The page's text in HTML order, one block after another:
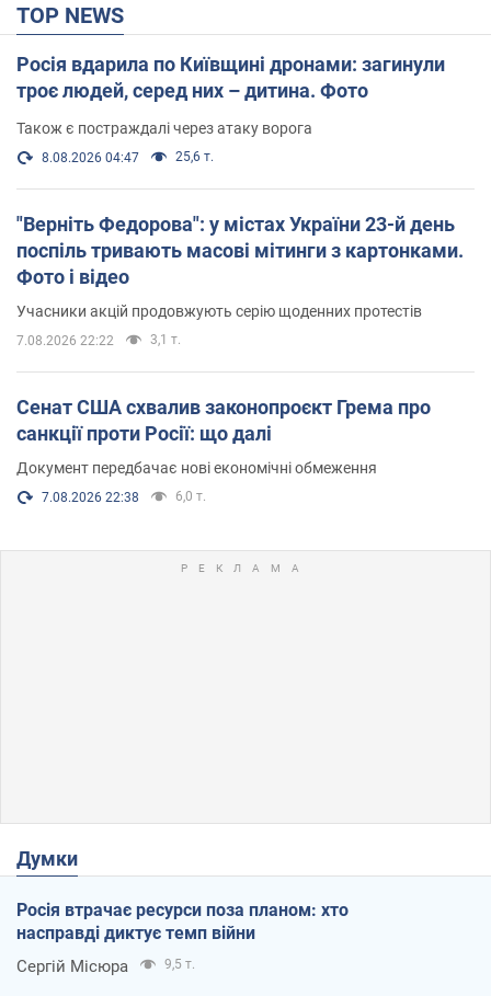
TOP NEWS
Росія вдарила по Київщині дронами: загинули
троє людей, серед них – дитина. Фото
Також є постраждалі через атаку ворога
8.08.2026 04:47 25,6 т.
"Верніть Федорова": у містах України 23-й день
поспіль тривають масові мітинги з картонками.
Фото і відео
Учасники акцій продовжують серію щоденних протестів
7.08.2026 22:22 3,1 т.
Сенат США схвалив законопроєкт Грема про
санкції проти Росії: що далі
Документ передбачає нові економічні обмеження
7.08.2026 22:38 6,0 т.
Думки
Росія втрачає ресурси поза планом: хто
насправді диктує темп війни
Сергій Місюра 9,5 т.